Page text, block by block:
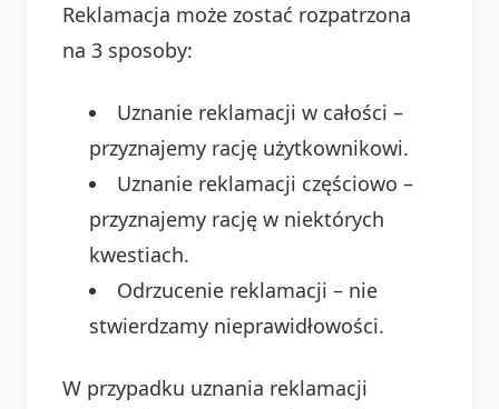
Reklamacja może zostać rozpatrzona
na 3 sposoby:
Uznanie reklamacji w całości –
przyznajemy rację użytkownikowi.
Uznanie reklamacji częściowo –
przyznajemy rację w niektórych
kwestiach.
Odrzucenie reklamacji – nie
stwierdzamy nieprawidłowości.
W przypadku uznania reklamacji